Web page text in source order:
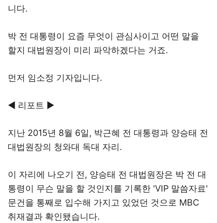
니다.
박 전 대통령이 요즘 무엇이 관심사이고 어떤 말을
할지 대법원장이 미리 파악하겠다는 거죠.
먼저 임소정 기자입니다.
◀ 리포트 ▶
지난 2015년 8월 6일, 박근혜 전 대통령과 양승태 전
대법원장의 청와대 독대 자리.
이 자리에 나오기 전, 양승태 전 대법원장은 박 전 대
통령이 무슨 말을 할 것인지를 기록한 'VIP 말씀자료'
문건을 통째로 입수해 가지고 있었던 것으로 MBC
취재결과 확인됐습니다.